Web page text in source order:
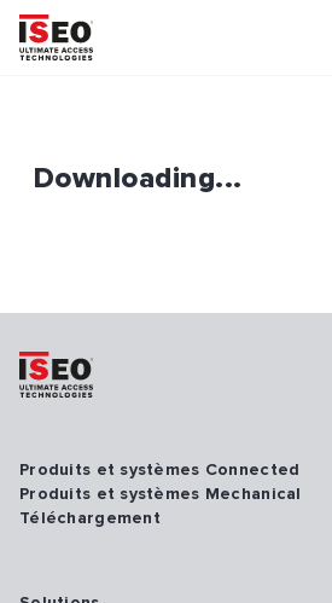
Downloading...
Produits et systèmes Connected
Produits et systèmes Mechanical
Téléchargement